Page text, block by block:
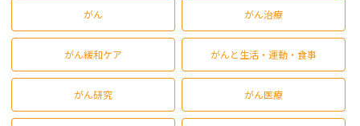
がん がん治療
がん緩和ケア がんと生活・運動・食事
がん研究 がん医療